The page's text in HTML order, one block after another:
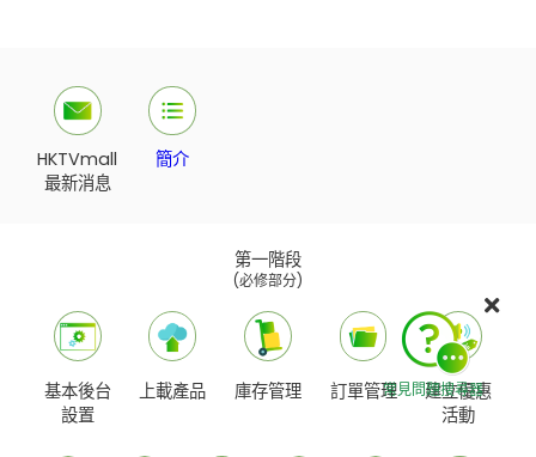
HKTVmall
最新消息
簡介
第一階段
(必修部分)
基本後台
設置
上載產品 庫存管理 訂單管理
建立優惠
活動
常見問題搜尋器